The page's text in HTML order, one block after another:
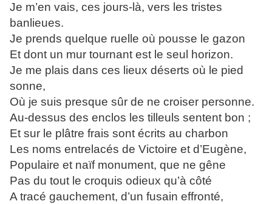
Je m’en vais, ces jours-là, vers les tristes
banlieues.
Je prends quelque ruelle où pousse le gazon
Et dont un mur tournant est le seul horizon.
Je me plais dans ces lieux déserts où le pied
sonne,
Où je suis presque sûr de ne croiser personne.
Au-dessus des enclos les tilleuls sentent bon ;
Et sur le plâtre frais sont écrits au charbon
Les noms entrelacés de Victoire et d’Eugène,
Populaire et naïf monument, que ne gêne
Pas du tout le croquis odieux qu’à côté
A tracé gauchement, d’un fusain effronté,